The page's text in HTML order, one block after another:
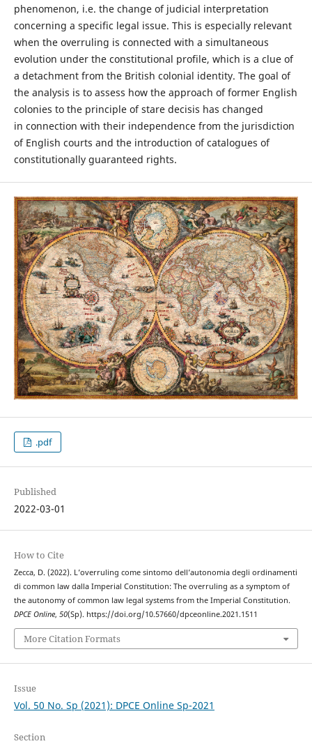
phenomenon, i.e. the change of judicial interpretation
concerning a specific legal issue. This is especially relevant
when the overruling is connected with a simultaneous
evolution under the constitutional profile, which is a clue of
a detachment from the British colonial identity. The goal of
the analysis is to assess how the approach of former English
colonies to the principle of stare decisis has changed
in connection with their independence from the jurisdiction
of English courts and the introduction of catalogues of
constitutionally guaranteed rights.
.pdf
Published
2022-03-01
How to Cite
Zecca, D. (2022). L’overruling come sintomo dell’autonomia degli ordinamenti
di common law dalla Imperial Constitution: The overruling as a symptom of
the autonomy of common law legal systems from the Imperial Constitution.
DPCE Online, 50(Sp). https://doi.org/10.57660/dpceonline.2021.1511
More Citation Formats
Issue
Vol. 50 No. Sp (2021): DPCE Online Sp-2021
Section